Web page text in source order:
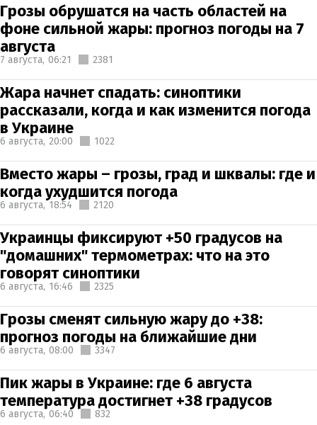
Грозы обрушатся на часть областей на
фоне сильной жары: прогноз погоды на 7
августа
7 августа, 06:21 2381
Жара начнет спадать: синоптики
рассказали, когда и как изменится погода
в Украине
6 августа, 20:00 1022
Вместо жары – грозы, град и шквалы: где и
когда ухудшится погода
6 августа, 18:54 2120
Украинцы фиксируют +50 градусов на
"домашних" термометрах: что на это
говорят синоптики
6 августа, 16:46 2325
Грозы сменят сильную жару до +38:
прогноз погоды на ближайшие дни
6 августа, 08:00 3347
Пик жары в Украине: где 6 августа
температура достигнет +38 градусов
6 августа, 06:40 832